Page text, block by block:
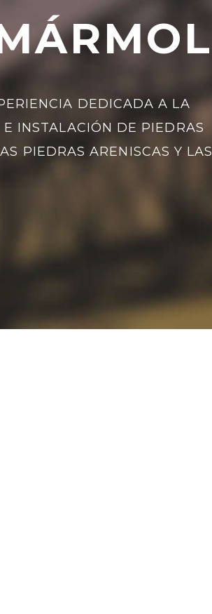
DEDICADA A LA
INSTALACIÓN DE PIEDRAS
PIEDRAS ARENISCAS Y LAS